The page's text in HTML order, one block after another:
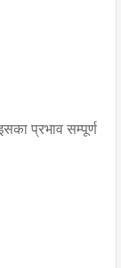
प्रभाव सम्पूर्ण